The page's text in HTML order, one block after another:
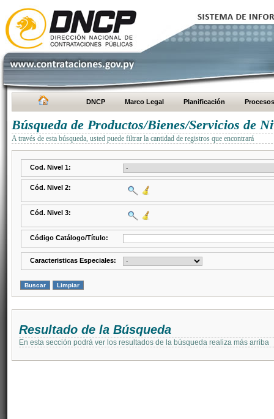
DNCP Marco Legal Planificación Procesos
Búsqueda de Productos/Bienes/Servicios de
A través de esta búsqueda, usted puede filtrar la cantidad de registros que encontrará
Cod. Nivel 1:
Cód. Nivel 2:
Cód. Nivel 3:
Código Catálogo/Título:
Caracteristicas Especiales:
Resultado de la Búsqueda
En esta sección podrá ver los resultados de la búsqueda realiza más arriba